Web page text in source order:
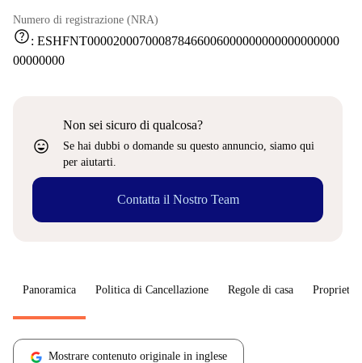
Numero di registrazione (NRA)
help: ESHFNT000020007000878466006000000000000000000
00000000
sentiment_very_satisfied
Non sei sicuro di qualcosa?
Se hai dubbi o domande su questo annuncio, siamo qui
per aiutarti.
Contatta il Nostro Team
Panoramica Politica di Cancellazione Regole di casa
Mostrare contenuto originale in inglese